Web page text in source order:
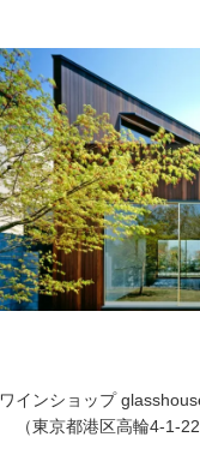
ワインショップ
（東京都港区高輪4-1-22